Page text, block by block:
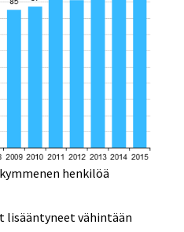
henkilöä
lisääntyneet vähintään